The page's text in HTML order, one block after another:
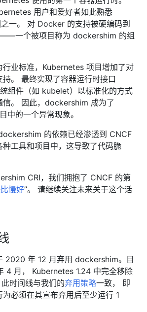
用户和爱好者如此熟悉
一。 对 Docker 的支持被硬编码到
一个被项目称为 dockershim 的组
行业标准，Kubernetes 项目增加了对
。 最终实现了容器运行时接口
统组件（如 kubelet）以标准化的方式
信。 因此，dockershim 成为了
中的一个异常现象。
的依赖已经渗透到 CNCF
种工具和项目中，这导致了代码脆
CRI，我们拥抱了 CNCF 的第
慢好”。 请继续关注未来关于这个话
2020 年 12 月弃用 dockershim。目
4 月， Kubernetes 1.24 中完全移除
时间线与我们的弃用策略一致， 即
必须在其宣布弃用后至少运行 1